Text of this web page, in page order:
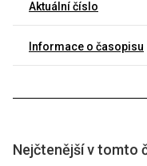
Aktuální číslo
Informace o časopisu
Nejčtenější v tomto